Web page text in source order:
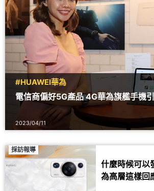
#HUAWEI華為
電信商偏好5G產品 4G華為旗艦手機
2023/04/11
採訪報導
什麼時候可以
為高層這樣回